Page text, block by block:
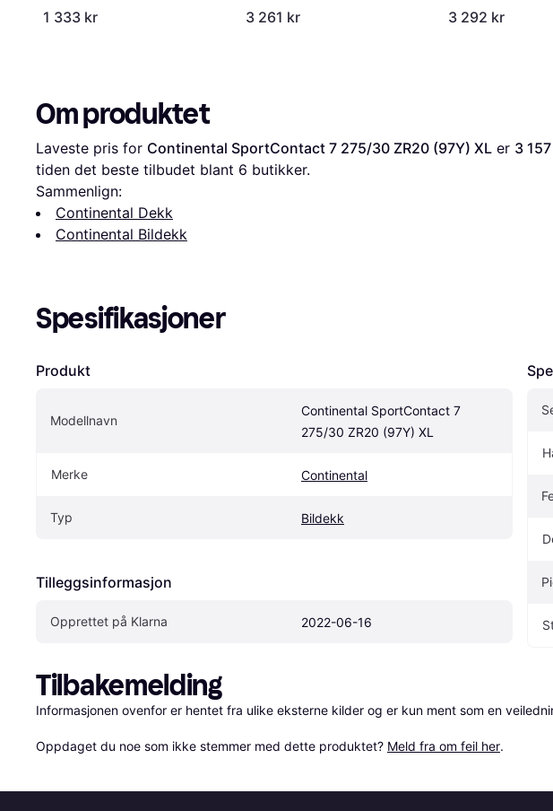
1 333 kr
97Y XL
3 261 kr 3 292 kr
Om produktet
Laveste pris for Continental SportContact 7 275/30 ZR20 (97Y) XL er 3
tiden det beste tilbudet blant 6 butikker.
Sammenlign:
Continental Dekk
Continental Bildekk
Spesifikasjoner
Produkt
Modellnavn
Continental SportContact 7
275/30 ZR20 (97Y) XL
Merke Continental
Typ Bildekk
Tilleggsinformasjon
Opprettet på Klarna 2022-06-16
Tilbakemelding
Informasjonen ovenfor er hentet fra ulike eksterne kilder og er kun ment som en
Oppdaget du noe som ikke stemmer med dette produktet? Meld fra om feil her.